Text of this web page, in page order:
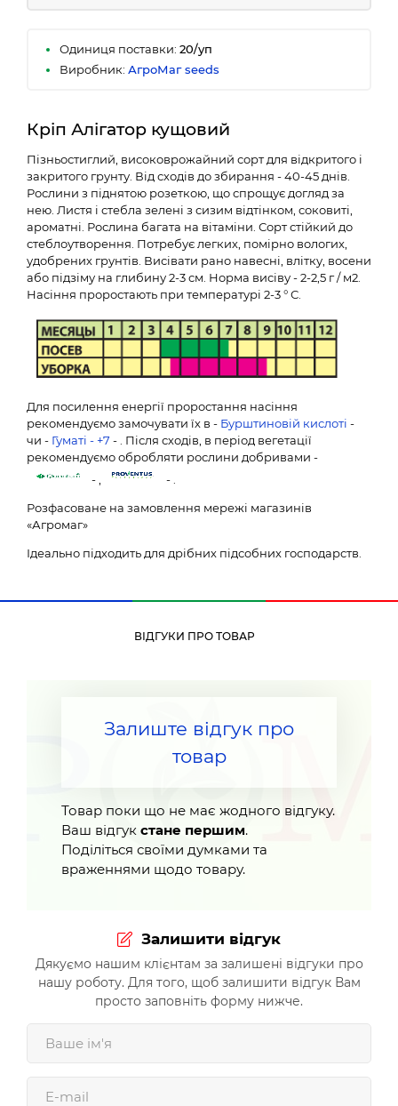
Одиниця поставки: 20/уп
Виробник: АгроМаг seeds
Кріп Алігатор кущовий
Пізньостиглий, високоврожайний сорт для відкритого і
закритого грунту. Від сходів до збирання - 40-45 днів.
Рослини з піднятою розеткою, що спрощує догляд за
нею. Листя і стебла зелені з сизим відтінком, соковиті,
ароматні. Рослина багата на вітаміни. Сорт стійкий до
стеблоутворення. Потребує легких, помірно вологих,
удобрених грунтів. Висівати рано навесні, влітку, восени
або підзіму на глибину 2-3 см. Норма висіву - 2-2,5 г / м2.
Насіння проростають при температурі 2-3 ° С.
Для посилення енергії проростання насіння
рекомендуємо замочувати їх в - Бурштиновій кислоті -
чи - Гуматі - +7 - . Після сходів, в період вегетації
рекомендуємо обробляти рослини добривами -
- ,
- .
Розфасоване на замовлення мережі магазинів
«Агромаг»
Ідеально підходить для дрібних підсобних господарств.
ВІДГУКИ ПРО ТОВАР
Залиште відгук про
товар
Товар поки що не має жодного відгуку.
Ваш відгук стане першим.
Поділіться своїми думками та
враженнями щодо товару.
Залишити відгук
Дякуємо нашим клієнтам за залишені відгуки про
нашу роботу. Для того, щоб залишити відгук Вам
просто заповніть форму нижче.